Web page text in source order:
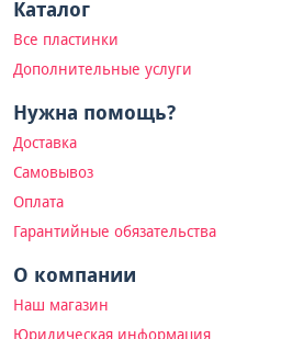
Каталог
Все пластинки
Дополнительные услуги
Нужна помощь?
Доставка
Самовывоз
Оплата
Гарантийные обязательства
О компании
Наш магазин
Юридическая информация